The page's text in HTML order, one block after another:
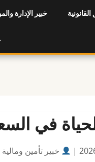
خبير الإدارة
في
خبير تأمين ومالية